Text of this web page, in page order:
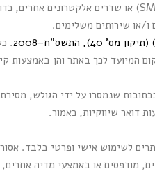
או שירותים משלימים.
התשס"ח–2008
.
המיועד לכך באתר והן באמצעות
שנמסרו על ידי הגולש,
דואר שיווקיות, כאמור.
לשימוש אישי ופרטי בלבד.
מודפסים או באמצעי מדיה אחרים,